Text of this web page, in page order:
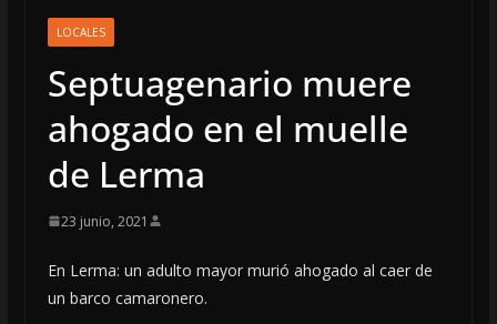
LOCALES
Septuagenario muere
ahogado en el muelle
de Lerma
23 junio, 2021
En Lerma: un adulto mayor murió ahogado al caer de
un barco camaronero.